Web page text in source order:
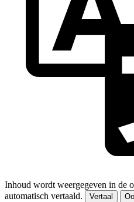
Inhoud wordt weergegeven in de
automatisch vertaald.
Vertaal